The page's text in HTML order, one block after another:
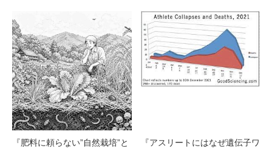
『肥料に頼らない”自然栽培”と
『アスリートにはなぜ遺伝子ワ